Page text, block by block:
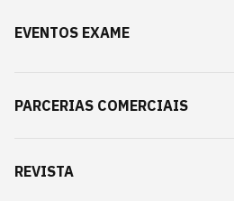
EVENTOS EXAME
PARCERIAS COMERCIAIS
REVISTA